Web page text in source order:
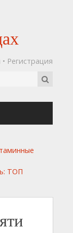
• Регистрация
ТОП